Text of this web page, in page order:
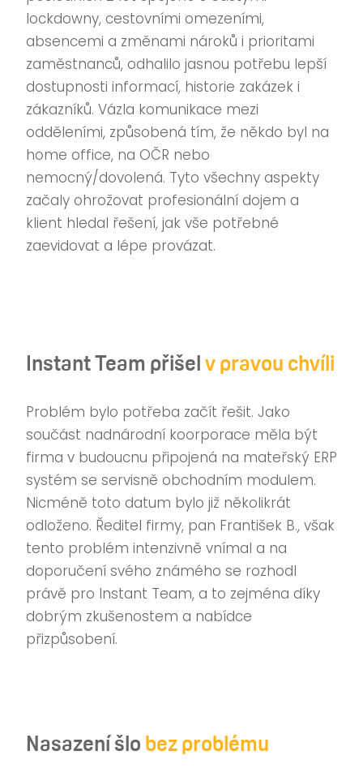
lockdowny, cestovními omezeními,
absencemi a změnami nároků i prioritami
zaměstnanců, odhalilo jasnou potřebu lepší
dostupnosti informací, historie zakázek i
zákazníků. Vázla komunikace mezi
odděleními, způsobená tím, že někdo byl na
home office, na OČR nebo
nemocný/dovolená. Tyto všechny aspekty
začaly ohrožovat profesionální dojem a
klient hledal řešení, jak vše potřebné
zaevidovat a lépe provázat.
Instant Team přišel v pravou chvíli
Problém bylo potřeba začít řešit. Jako
součást nadnárodní koorporace měla být
firma v budoucnu připojená na mateřský ERP
systém se servisně obchodním modulem.
Nicméně toto datum bylo již několikrát
odloženo. Ředitel firmy, pan František B., však
tento problém intenzivně vnímal a na
doporučení svého známého se rozhodl
právě pro Instant Team, a to zejména díky
dobrým zkušenostem a nabídce
přizpůsobení.
Nasazení šlo bez problému